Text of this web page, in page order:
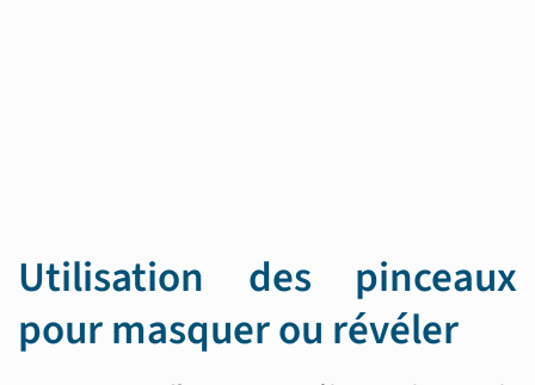
Utilisation des pinceaux
pour masquer ou révéler